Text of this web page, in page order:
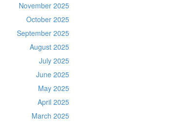
November 2025
October 2025
September 2025
August 2025
July 2025
June 2025
May 2025
April 2025
March 2025